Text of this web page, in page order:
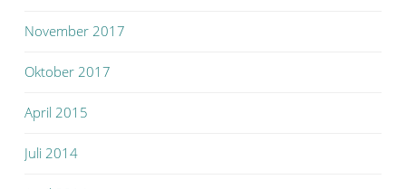
November 2017
Oktober 2017
April 2015
Juli 2014